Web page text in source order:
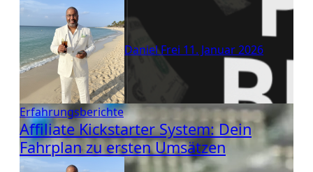
Daniel Frei 11. Januar 2026
Erfahrungsberichte
Affiliate Kickstarter System: Dein
Fahrplan zu ersten Umsätzen